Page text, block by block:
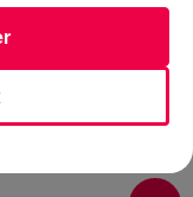
DE